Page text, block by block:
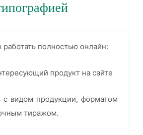
полностью онлайн:
продукт на сайте
с видом продукции, форматом
тиражом.